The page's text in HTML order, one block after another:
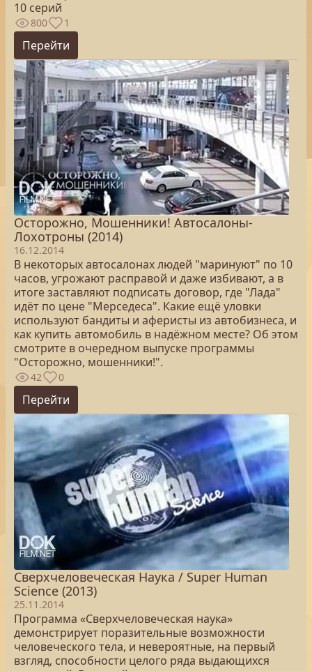
10 серий
800 1
Перейти
Осторожно, Мошенники! Автосалоны-
Лохотроны (2014)
16.12.2014
В некоторых автосалонах людей "маринуют" по 10
часов, угрожают расправой и даже избивают, а в
итоге заставляют подписать договор, где "Лада"
идёт по цене "Мерседеса". Какие ещё уловки
используют бандиты и аферисты из автобизнеса, и
как купить автомобиль в надёжном месте? Об этом
смотрите в очередном выпуске программы
"Осторожно, мошенники!".
42 0
Перейти
Сверхчеловеческая Наука / Super Human
Science (2013)
25.11.2014
Программа «Сверхчеловеческая наука»
демонстрирует поразительные возможности
человеческого тела, и невероятные, на первый
взгляд, способности целого ряда выдающихся